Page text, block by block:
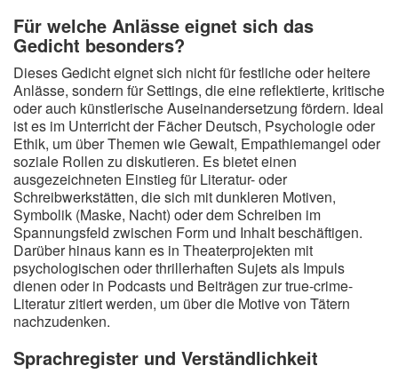
Für welche Anlässe eignet sich das
Gedicht besonders?
Dieses Gedicht eignet sich nicht für festliche oder heitere
Anlässe, sondern für Settings, die eine reflektierte, kritische
oder auch künstlerische Auseinandersetzung fördern. Ideal
ist es im Unterricht der Fächer Deutsch, Psychologie oder
Ethik, um über Themen wie Gewalt, Empathiemangel oder
soziale Rollen zu diskutieren. Es bietet einen
ausgezeichneten Einstieg für Literatur- oder
Schreibwerkstätten, die sich mit dunkleren Motiven,
Symbolik (Maske, Nacht) oder dem Schreiben im
Spannungsfeld zwischen Form und Inhalt beschäftigen.
Darüber hinaus kann es in Theaterprojekten mit
psychologischen oder thrillerhaften Sujets als Impuls
dienen oder in Podcasts und Beiträgen zur true-crime-
Literatur zitiert werden, um über die Motive von Tätern
nachzudenken.
Sprachregister und Verständlichkeit